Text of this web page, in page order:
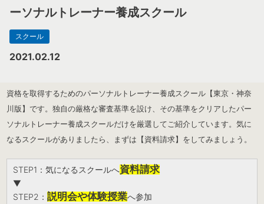
ーソナルトレーナー養成スクール
スクール
2021.02.12
資格を取得するためのパーソナルトレーナー養成スクール【東京・神奈
川版】です。独自の厳格な審査基準を設け、その基準をクリアしたパー
ソナルトレーナー養成スクールだけを厳選してご紹介しています。気に
なるスクールがありましたら、まずは【資料請求】をしてみましょう。
STEP1：気になるスクールへ資料請求
▼
STEP2： 説明会や体験授業へ参加